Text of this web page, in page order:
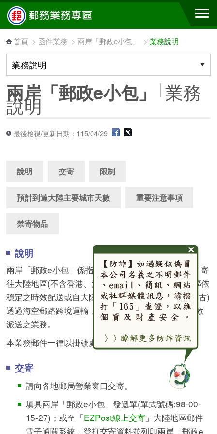
跳到主要內容區塊
首頁 > 函件業務 > 兩岸「郵政e小包」 >業務說明
兩岸「郵政e小包」 業務
說明
最後檢視/更新日期：115/04/29
說明 交寄 限制
預計到達大陸主要城市天數 重要注意事項
禁寄物品
說明
兩岸「郵政e小包」係指自本國以海空郵路跨境運輸，寄
往大陸地區(不含香港、澳門、外蒙古)，並於大陸地區依
穩定之時效配送或自大陸地區(不含香港、澳門、外蒙古)
透過海空郵路跨境運輸，寄來本國以普通掛號郵件時效
派送之業務。
本業務郵件一律以掛號處理，提供全程查詢服務。
交寄
請向各地郵局營業窗口交寄。
填具兩岸「郵政e小包」發遞單(單式號碼:98-00-
15-27)；或至「EZPost線上交寄 」大陸地區郵件
電子通關系統，登打交寄資料並列印兩岸「郵政e